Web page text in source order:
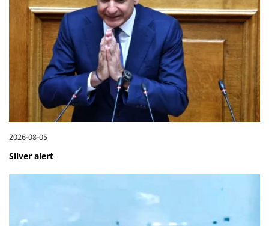
2026-08-05
Silver alert